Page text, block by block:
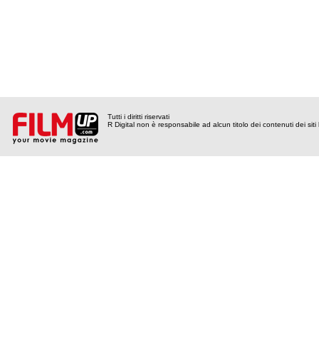
Tutti i diritti riservati
R Digital non è responsabile ad alcun titolo dei contenuti dei siti